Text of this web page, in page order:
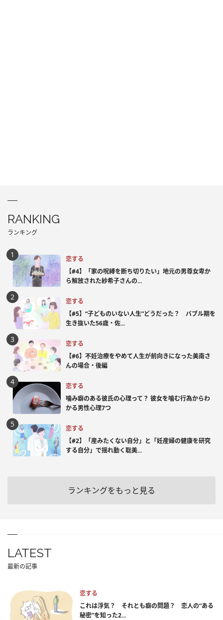
RANKING
ランキング
恋する
【#4】「家の呪縛を断ち切りたい」地元の男尊女卑か
ら解放された紗希子さんの...
恋する
【#5】“子どものいない人生”どうだった？ バブル期を
生き抜いた56歳・佐...
恋する
【#6】不妊治療をやめて人生が前向きになった美南さ
んの場合・後編
恋する
噛み癖のある彼氏の心理って？ 彼女を噛む行為からわ
かる男性心理7つ
恋する
【#2】「産みたくない自分」と「妊産婦の健康を研究
する自分」で揺れ動く聡美...
ランキングをもっと見る
LATEST
最新の記事
恋する
これは浮気？ それとも癖の問題？ 恋人の“ある
秘密”を知った2...